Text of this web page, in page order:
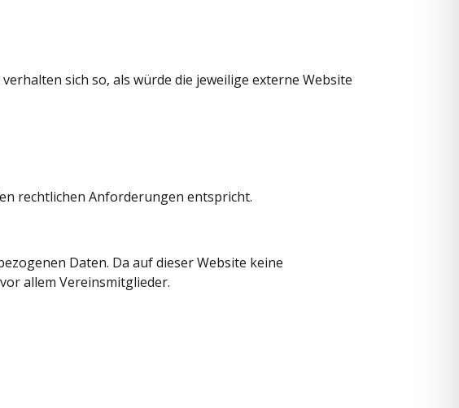
sich so, als würde die jeweilige externe Website
rechtlichen Anforderungen entspricht.
Daten. Da auf dieser Website keine
allem Vereinsmitglieder.